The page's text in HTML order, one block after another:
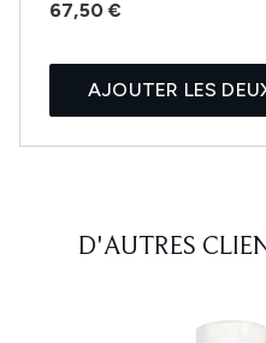
67,50 €
AJOUTER LES
D'AUTRES